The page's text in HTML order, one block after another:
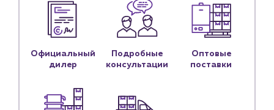
Личный кабинет
Контакты
Официальный
дилер
Подробные
консультации
Оптовые
поставки